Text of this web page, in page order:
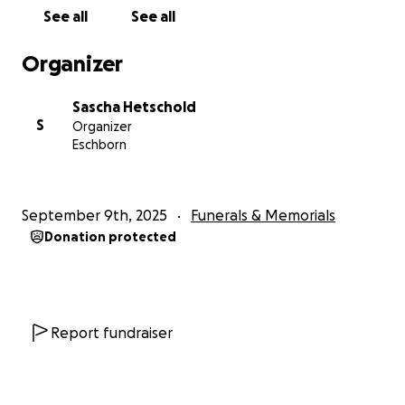
See all See all
Organizer
S
Sascha Hetschold
Organizer
Eschborn
September 9th, 2025 Funerals & Memorials
Donation protected
Report fundraiser